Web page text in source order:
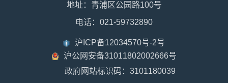
地址：青浦区公园路100号
电话：021-59732890
沪ICP备12034570号-2号
沪公网安备31011802002666号
政府网站标识码：3101180039